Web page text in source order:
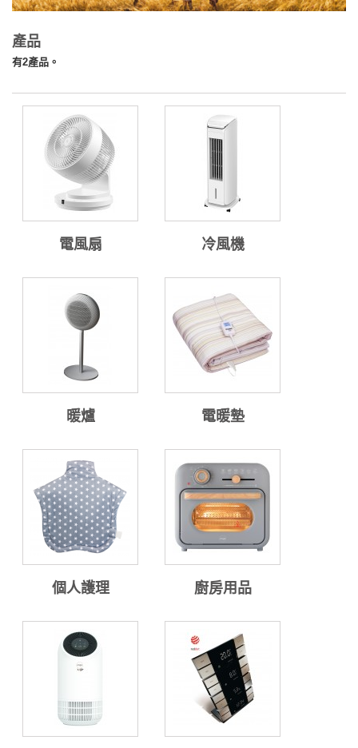
產品
有2產品。
電風扇 冷風機
暖爐 電暖墊
個人護理 廚房用品